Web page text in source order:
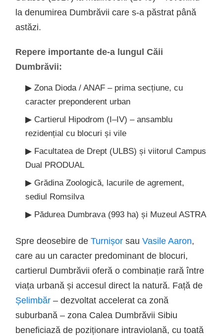
la denumirea Dumbrăvii care s-a păstrat până
astăzi.
Repere importante de-a lungul Căii
Dumbrăvii:
▶ Zona Dioda / ANAF – prima secțiune, cu
caracter preponderent urban
▶ Cartierul Hipodrom (I–IV) – ansamblu
rezidențial cu blocuri și vile
▶ Facultatea de Drept (ULBS) și viitorul Campus
Dual PRODUAL
▶ Grădina Zoologică, lacurile de agrement,
sediul Romsilva
▶ Pădurea Dumbrava (993 ha) și Muzeul ASTRA
Spre deosebire deTurnișor sauVasile Aaron,
care au un caracter predominant de blocuri,
cartierul Dumbrăvii oferă o combinație rară între
viața urbană și accesul direct la natură. Față de
Șelimbăr – dezvoltat accelerat ca zonă
suburbană – zona Calea Dumbrăvii Sibiu
beneficiază de poziționare intraviolană, cu toată